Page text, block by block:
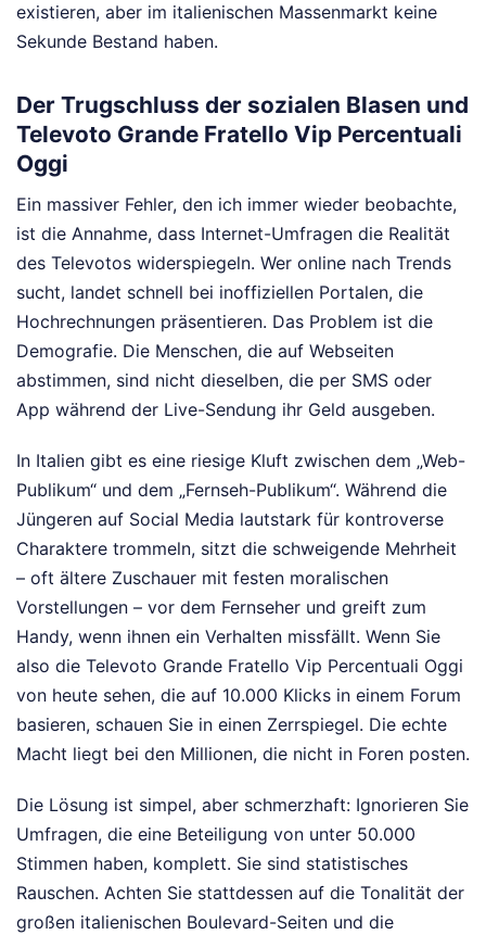
existieren, aber im italienischen Massenmarkt keine
Sekunde Bestand haben.
Der Trugschluss der sozialen Blasen und
Televoto Grande Fratello Vip Percentuali
Oggi
Ein massiver Fehler, den ich immer wieder beobachte,
ist die Annahme, dass Internet-Umfragen die Realität
des Televotos widerspiegeln. Wer online nach Trends
sucht, landet schnell bei inoffiziellen Portalen, die
Hochrechnungen präsentieren. Das Problem ist die
Demografie. Die Menschen, die auf Webseiten
abstimmen, sind nicht dieselben, die per SMS oder
App während der Live-Sendung ihr Geld ausgeben.
In Italien gibt es eine riesige Kluft zwischen dem „Web-
Publikum“ und dem „Fernseh-Publikum“. Während die
Jüngeren auf Social Media lautstark für kontroverse
Charaktere trommeln, sitzt die schweigende Mehrheit
– oft ältere Zuschauer mit festen moralischen
Vorstellungen – vor dem Fernseher und greift zum
Handy, wenn ihnen ein Verhalten missfällt. Wenn Sie
also die Televoto Grande Fratello Vip Percentuali Oggi
von heute sehen, die auf 10.000 Klicks in einem Forum
basieren, schauen Sie in einen Zerrspiegel. Die echte
Macht liegt bei den Millionen, die nicht in Foren posten.
Die Lösung ist simpel, aber schmerzhaft: Ignorieren Sie
Umfragen, die eine Beteiligung von unter 50.000
Stimmen haben, komplett. Sie sind statistisches
Rauschen. Achten Sie stattdessen auf die Tonalität der
großen italienischen Boulevard-Seiten und die